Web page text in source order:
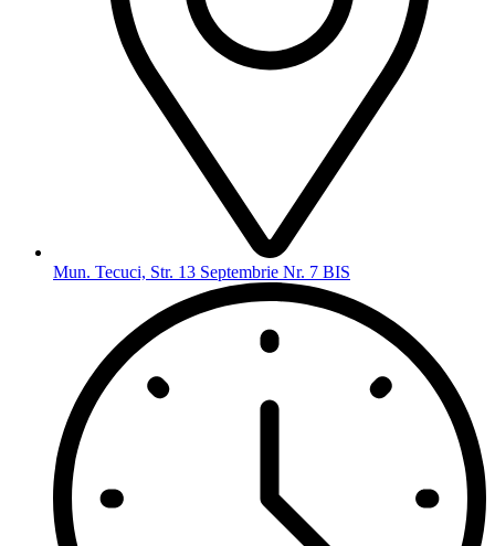
Mun. Tecuci, Str. 13 Septembrie Nr. 7 BIS